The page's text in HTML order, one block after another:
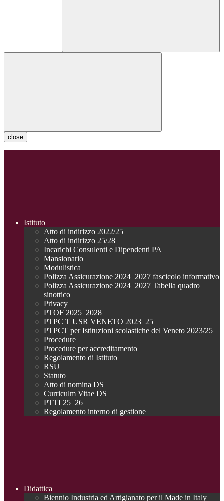
close
Istituto
Atto di indirizzo 2022/25
Atto di indirizzo 25/28
Incarichi Consulenti e Dipendenti PA_
Mansionario
Modulistica
Polizza Assicurazione 2024_2027 fascicolo informativo
Polizza Assicurazione 2024_2027 Tabella quadro
sinottico
Privacy
PTOF 2025_2028
PTPC T USR VENETO 2023_25
PTPCT per Istituzioni scolastiche del Veneto 2023/25
Procedure
Procedure per accreditamento
Regolamento di Istituto
RSU
Statuto
Atto di nomina DS
Curriculm Vitae DS
PTTI 25_26
Regolamento interno di gestione
Didattica
Biennio Industria ed Artigianato per il Made in Italy